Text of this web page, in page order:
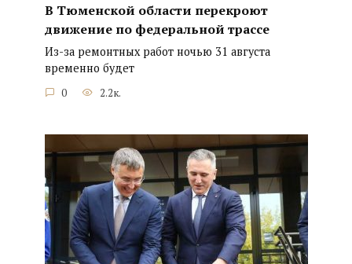
В Тюменской области перекроют
движение по федеральной трассе
Из-за ремонтных работ ночью 31 августа
временно будет
0 2.2к.